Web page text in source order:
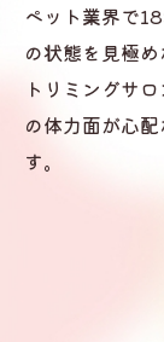
ペット業界で
の状態を見極
トリミングサ
の体力面が心
す。